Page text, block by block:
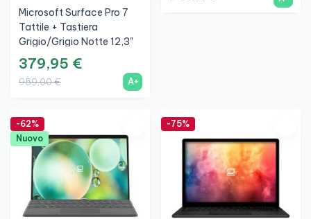
Microsoft Surface Pro 7
Tattile + Tastiera
Grigio/Grigio Notte 12,3"
I5 1035G4, 8GB, SSD
256GB, 3K, A+
379,95 €
959,00 € A+
-62%
Nuovo
-75%